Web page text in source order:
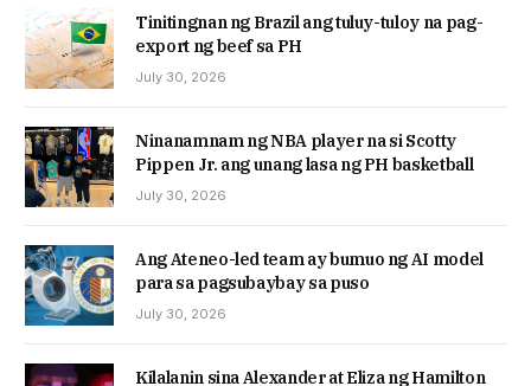
Tinitingnan ng Brazil ang tuluy-tuloy na pag-
export ng beef sa PH
July 30, 2026
Ninanamnam ng NBA player na si Scotty
Pippen Jr. ang unang lasa ng PH basketball
July 30, 2026
Ang Ateneo-led team ay bumuo ng AI model
para sa pagsubaybay sa puso
July 30, 2026
Kilalanin sina Alexander at Eliza ng Hamilton